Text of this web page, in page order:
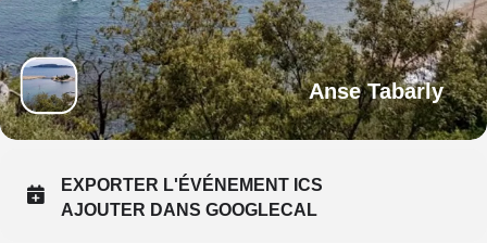
Anse Tabarly
EXPORTER L'ÉVÉNEMENT ICS
AJOUTER DANS GOOGLECAL